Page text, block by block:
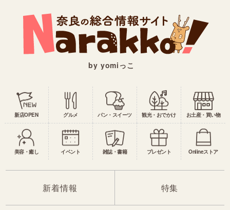
by yomiっこ
新店OPEN グルメ パン・スイーツ 観光・おでかけ お土産・買い物
美容・癒し イベント 雑誌・書籍 プレゼント Onlineストア
新着情報 特集